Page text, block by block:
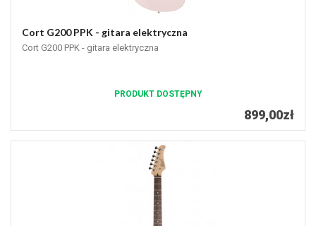
Cort G200 PPK - gitara elektryczna
Cort G200 PPK - gitara elektryczna
PRODUKT DOSTĘPNY
899,00zł